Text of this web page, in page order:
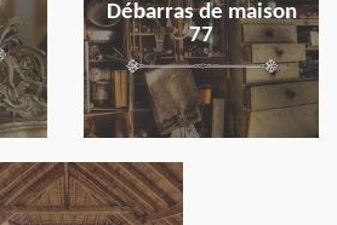
Débarras de maison
77
en savoir plus